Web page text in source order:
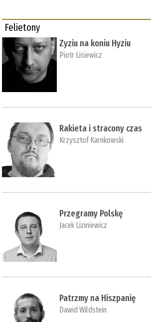
Felietony
Zyziu na koniu Hyziu
Piotr Lisiewicz
Rakieta i stracony czas
Krzysztof Karnkowski
Przegramy Polskę
Jacek Liziniewicz
Patrzmy na Hiszpanię
Dawid Wildstein